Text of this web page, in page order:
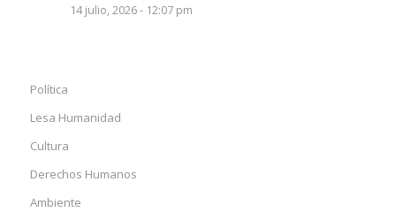
14 julio, 2026 - 12:07 pm
Política
Lesa Humanidad
Cultura
Derechos Humanos
Ambiente